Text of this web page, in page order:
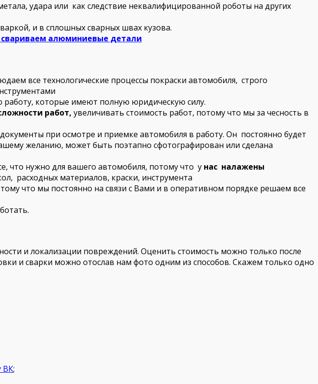
удара или как следствие неквалифицированной роботы на других
и в сплошных сварных швах кузова.
свариваем алюминиевые детали
все технологические процессы покраски автомобиля, строго
которые имеют полную юридическую силу.
работ, увеличивать стоимость работ, потому что мы за чесность в
при осмотре и приемке автомобиля в работу. Он постоянно будет
желанию, может быть поэтапно сфотографирован или сделана
что нужно для вашего автомобиля, потому что у нас налажены
расходных материалов, краски, инструмента
что мы постоянно на связи с Вами и в оперативном порядке решаем все
и локализации повреждений. Оценить стоимость можно только после
и сварки можно отослав нам фото одним из способов. Скажем только одно
ВК;